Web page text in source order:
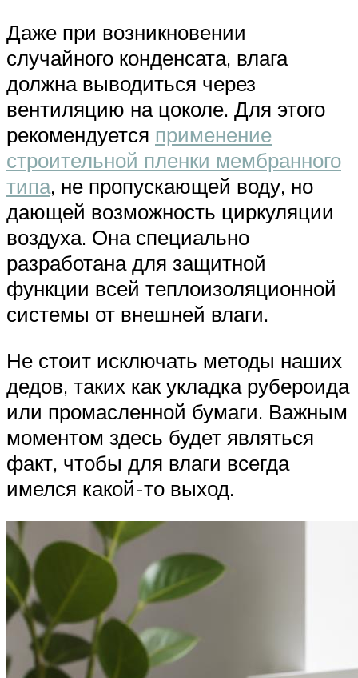
Даже при возникновении
случайного конденсата, влага
должна выводиться через
вентиляцию на цоколе. Для этого
рекомендуется применение
строительной пленки мембранного
типа, не пропускающей воду, но
дающей возможность циркуляции
воздуха. Она специально
разработана для защитной
функции всей теплоизоляционной
системы от внешней влаги.
Не стоит исключать методы наших
дедов, таких как укладка рубероида
или промасленной бумаги. Важным
моментом здесь будет являться
факт, чтобы для влаги всегда
имелся какой-то выход.